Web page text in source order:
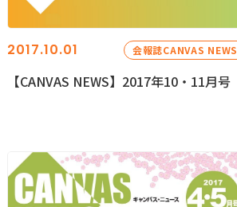
2017.10.01 会報誌CANVAS NEWS
【CANVAS NEWS】2017年10・11月号